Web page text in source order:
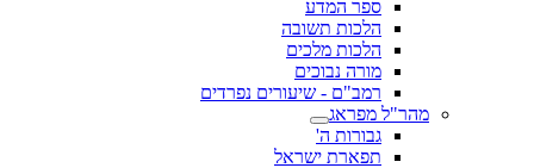
ספר המדע
הלכות תשובה
הלכות מלכים
מורה נבוכים
רמב"ם - שיעורים נפרדים
מהר"ל מפראג
גבורות ה'
תפארת ישראל